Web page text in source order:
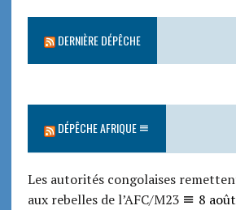
DERNIÈRE DÉPÊCHE
DÉPÊCHE AFRIQUE
Les autorités congolaises
aux rebelles de l’AFC/M23
8